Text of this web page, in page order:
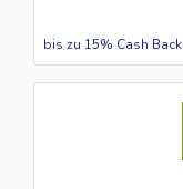
bis zu 15% Cash Back